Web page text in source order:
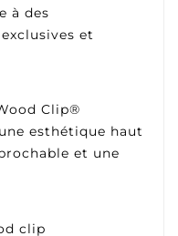
à des
et
Clip®
esthétique haut
et une